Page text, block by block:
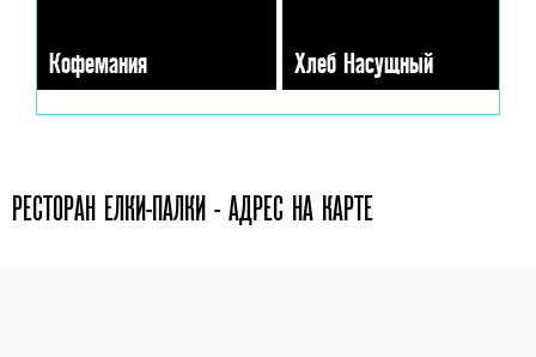
Кофемания Хлеб Насущный
РЕСТОРАН ЕЛКИ-ПАЛКИ - АДРЕС НА КАРТЕ